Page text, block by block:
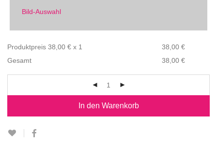
Bild-Auswahl
Produktpreis 38,00 € x 1 38,00 €
Gesamt
38,00 €
In den Warenkorb